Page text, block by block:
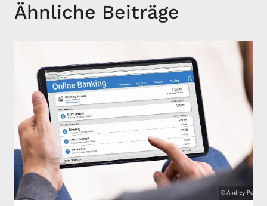
Ähnliche Beiträge